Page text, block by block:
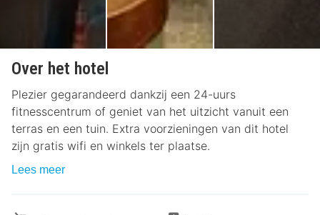
Over het hotel
Plezier gegarandeerd dankzij een 24-uurs
fitnesscentrum of geniet van het uitzicht vanuit een
terras en een tuin. Extra voorzieningen van dit hotel
zijn gratis wifi en winkels ter plaatse.
Lees meer